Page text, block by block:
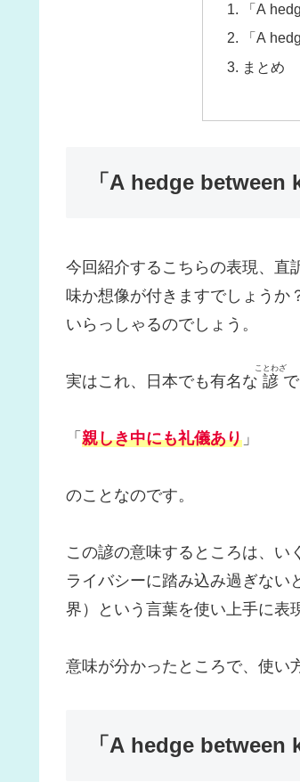
「A
「A
まとめ
「A hedge
今回紹介するこちらの表現、直
味か想像が付きますでしょうか
いらっしゃるのでしょう。
実はこれ、日本でも有名な 諺
ことわざ
で
「 親しき中にも礼儀あり 」
のことなのです。
この諺の意味するところは、い
ライバシーに踏み込み過ぎない
界）という言葉を使い上手に表
意味が分かったところで、使い
「A hedge